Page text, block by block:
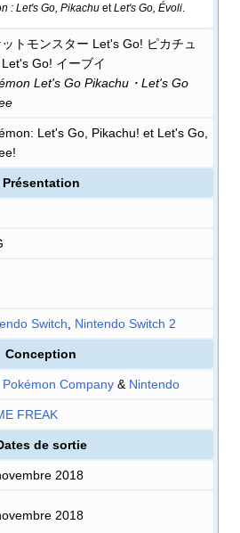
: Let's Go, Pikachu etLet's Go, Évoli
トモンスター Let's Go! ピカチュ
Go! イーブイ
Let's Go Pikachu・Let's Go
Let's Go, Pikachu! et Let's Go,
Présentation
Switch Nintendo Switch 2
Conception
Company & Nintendo
FREAK
de sortie
2018
2018